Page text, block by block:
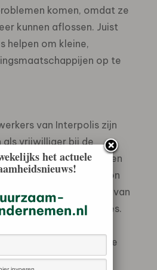
komen, omdat ze
kunnen aflossen. Juist
helpen om kleine,
op te
van Interpolis zijn
vrijwilliger bij de
Zij doen
Insurance Association
van deskundigen van
en hulporganisaties.
stelsel van
de wereld verder uit te
het actuele